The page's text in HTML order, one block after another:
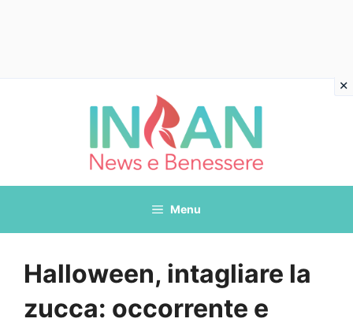
Menu
Halloween, intagliare la
zucca: occorrente e